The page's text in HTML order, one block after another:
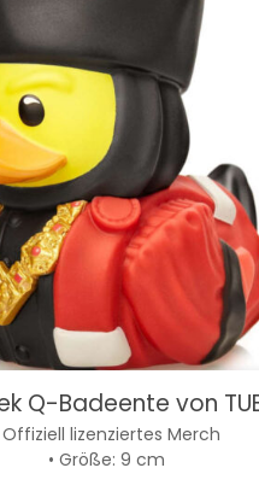
Q-Badeente von
Offiziell lizenziertes Merch
• Größe: 9 cm